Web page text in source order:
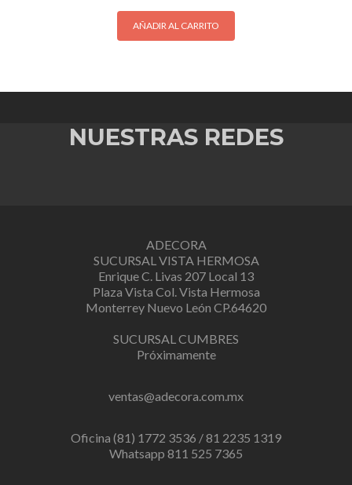
was:
$1,590.00.
is:
$1,090.00.
AÑADIR AL CARRITO
NUESTRAS REDES
ADECORA
SUCURSAL VISTA HERMOSA
Enrique C. Livas 207 Local 13
Plaza Vista Col. Vista Hermosa
Monterrey Nuevo León CP.64620
SUCURSAL CUMBRES
Próximamente
ventas@adecora.com.mx
Oficina (81) 1772 3536 / 81 2235 1319
Whatsapp 811 525 7365